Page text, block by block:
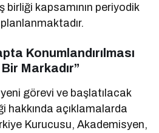
kapsamının periyodik
Konumlandırılması
Markadır”
yeni görevi ve başlatılacak
hakkında açıklamalarda
Kurucusu, Akademisyen,